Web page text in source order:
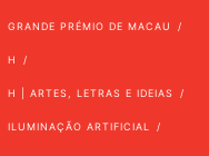
GRANDE PRÉMIO DE MACAU
H
H | ARTES, LETRAS E IDEIAS
ILUMINAÇÃO ARTIFICIAL